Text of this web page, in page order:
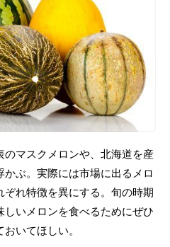
のマスクメロンや、北海道を産
ぶ。実際には市場に出るメロ
ぞれ特徴を異にする。旬の時期
しいメロンを食べるためにぜひ
いてほしい。